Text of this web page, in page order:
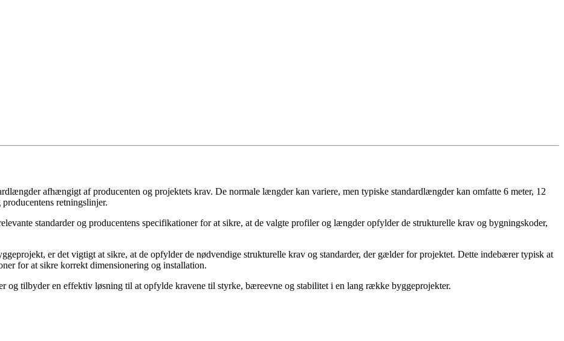
afhængigt af producenten og projektets krav. De normale længder kan variere, men typiske standardlængder kan omfatte 6 meter, 12
retningslinjer.
standarder og producentens specifikationer for at sikre, at de valgte profiler og længder opfylder de strukturelle krav og bygningskoder,
er det vigtigt at sikre, at de opfylder de nødvendige strukturelle krav og standarder, der gælder for projektet. Dette indebærer typisk at
for at sikre korrekt dimensionering og installation.
og tilbyder en effektiv løsning til at opfylde kravene til styrke, bæreevne og stabilitet i en lang række byggeprojekter.